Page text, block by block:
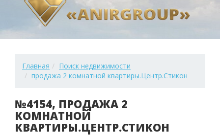
Главная
Поиск недвижимости
продажа 2 комнатной квартиры.Центр.Стикон
№4154, ПРОДАЖА 2
КОМНАТНОЙ
КВАРТИРЫ.ЦЕНТР.СТИКОН